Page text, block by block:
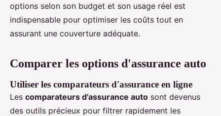
options selon son budget et son usage réel est
indispensable pour optimiser les coûts tout en
assurant une couverture adéquate.
Comparer les options d'assurance auto
Utiliser les comparateurs d'assurance en ligne
Les comparateurs d'assurance auto sont devenus
des outils précieux pour filtrer rapidement les